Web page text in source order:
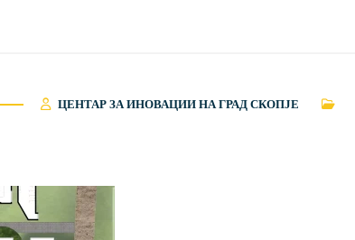
ЦЕНТАР ЗА ИНОВАЦИИ НА ГРАД СКОПЈЕ